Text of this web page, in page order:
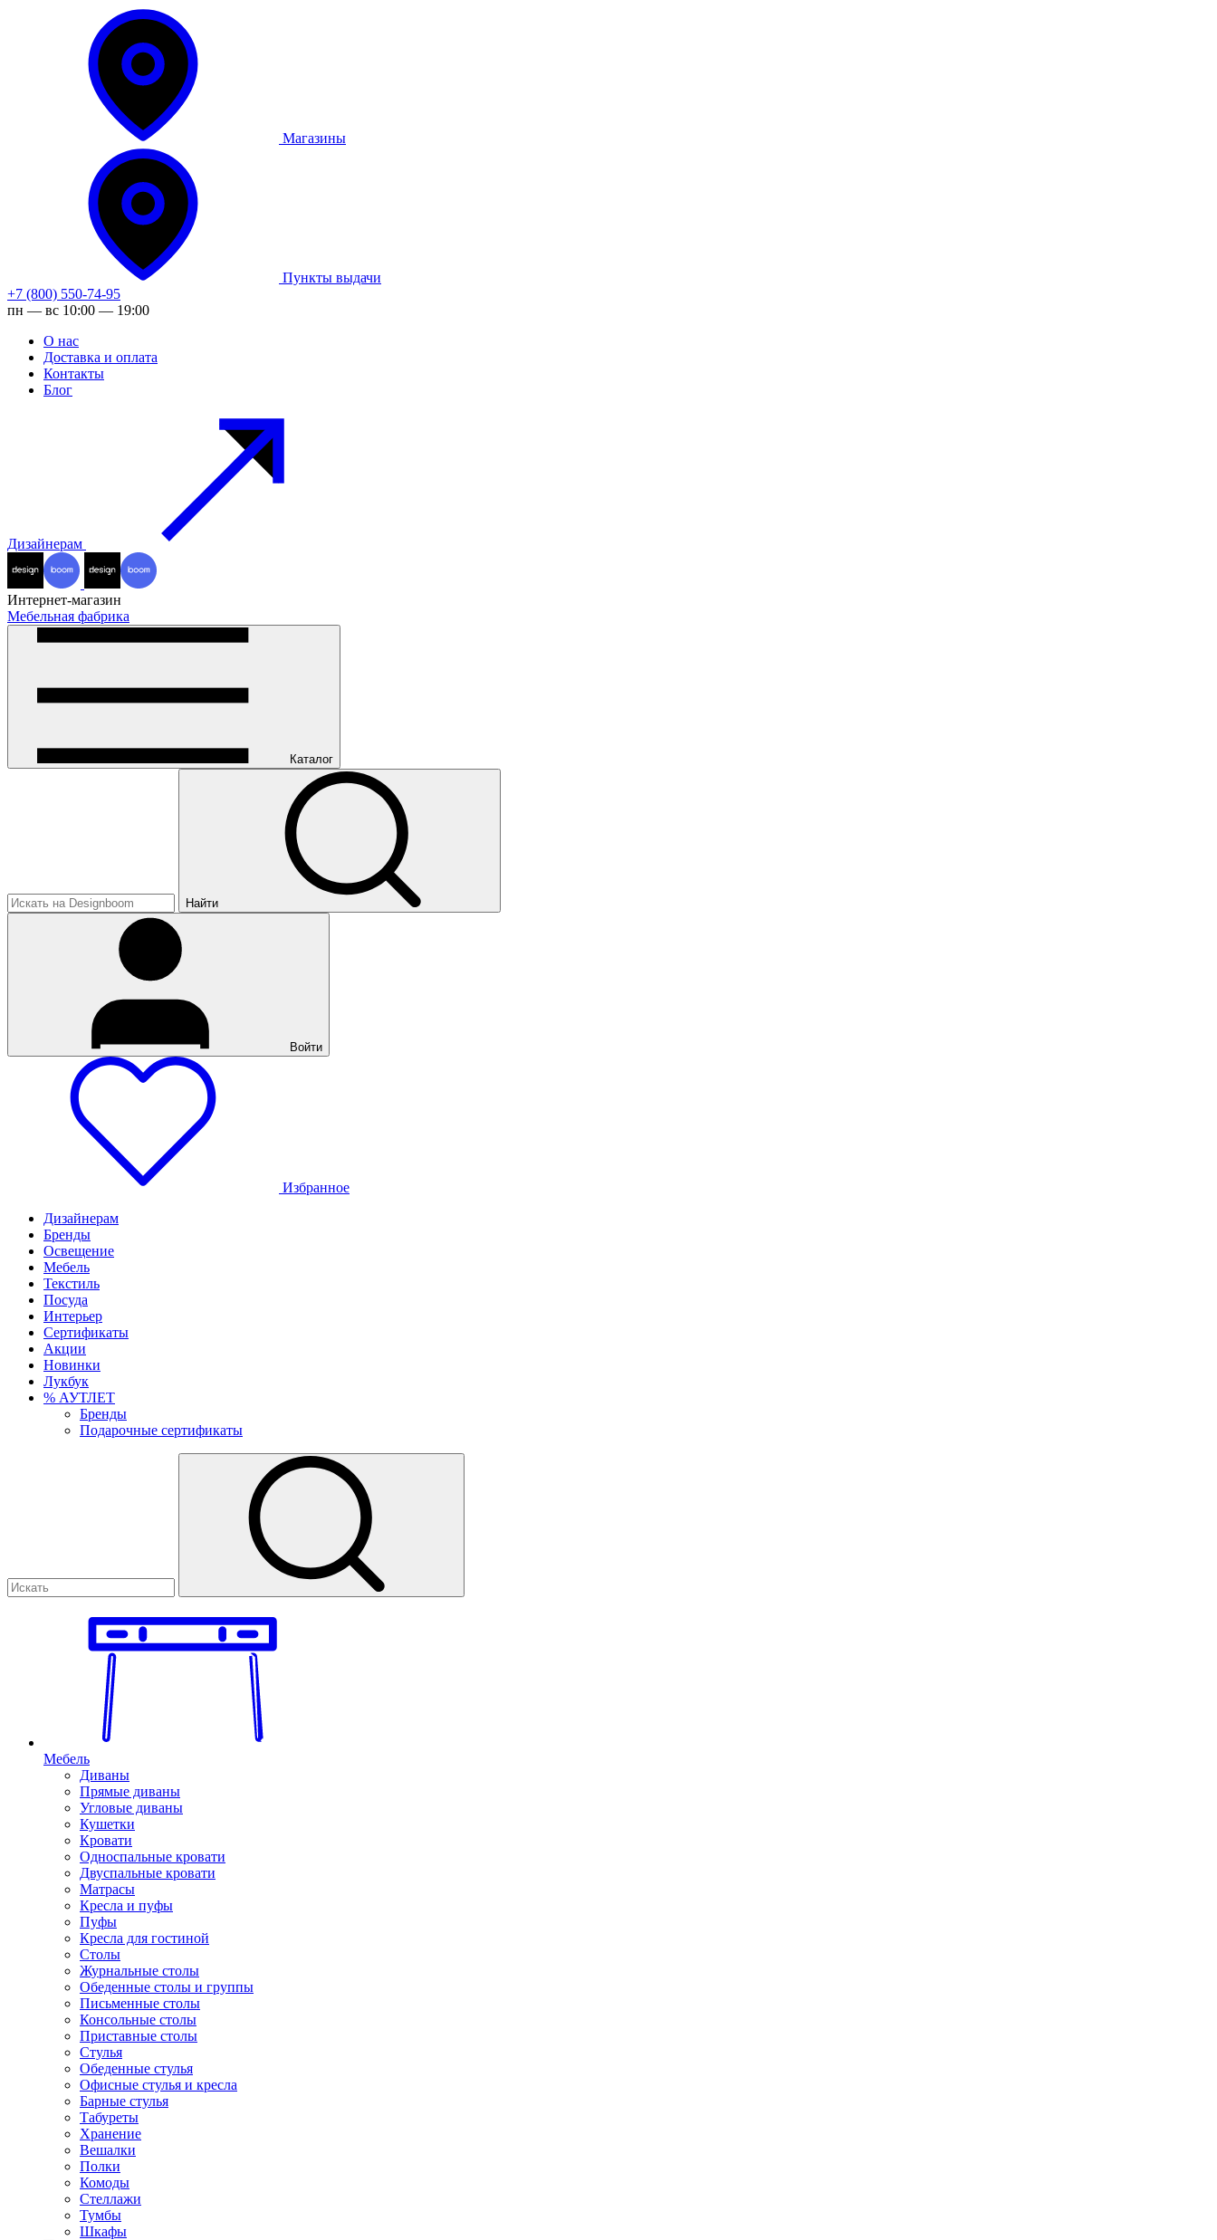
Магазины
Пункты выдачи
+7 (800) 550-74-95
пн — вс 10:00 — 19:00
О нас
Доставка и оплата
Контакты
Блог
Дизайнерам
Интернет-магазин
Мебельная фабрика
Каталог
Найти
Войти
Избранное
Дизайнерам
Бренды
Освещение
Мебель
Текстиль
Посуда
Интерьер
Сертификаты
Акции
Новинки
Лукбук
% АУТЛЕТ
Бренды
Подарочные сертификаты
Мебель
Диваны
Прямые диваны
Угловые диваны
Кушетки
Кровати
Односпальные кровати
Двуспальные кровати
Матрасы
Кресла и пуфы
Пуфы
Кресла для гостиной
Столы
Журнальные столы
Обеденные столы и группы
Письменные столы
Консольные столы
Приставные столы
Стулья
Обеденные стулья
Офисные стулья и кресла
Барные стулья
Табуреты
Хранение
Вешалки
Полки
Комоды
Стеллажи
Тумбы
Шкафы